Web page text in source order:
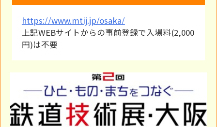
https://www.mtij.jp/osaka/
上記WEBサイトからの事前登録で入場料(2,000
円)は不要